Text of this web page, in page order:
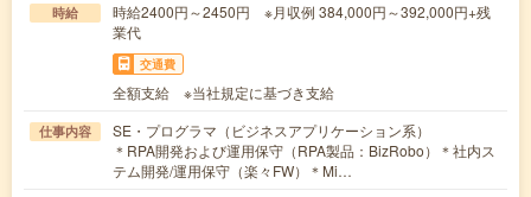
時給
時給2400円～2450円 ※月収例 384,000円～392,000円+残
業代
交通費
全額支給 ※当社規定に基づき支給
仕事内容
SE・プログラマ（ビジネスアプリケーション系）
＊RPA開発および運用保守（RPA製品：BizRobo）＊社内ス
テム開発/運用保守（楽々FW）＊Mi…